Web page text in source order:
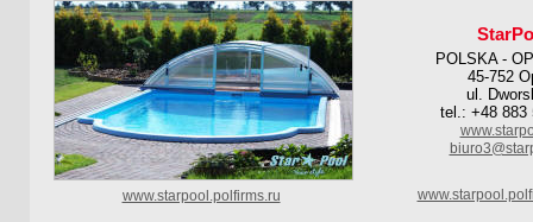
POLSKA -
45-752
ul.
tel.: +48 883
www.starpool.polfirms.ru